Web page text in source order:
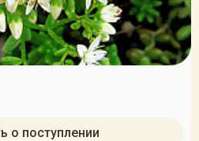
о поступлении